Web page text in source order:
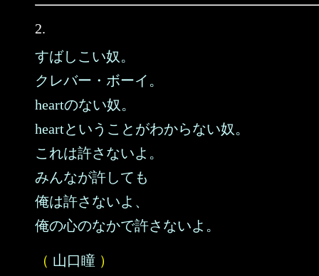
2.
すばしこい奴。
クレバー・ボーイ。
heartのない奴。
heartということがわからない奴。
これは許さないよ。
みんなが許しても
俺は許さないよ、
俺の心のなかで許さないよ。
（ 山口瞳 ）